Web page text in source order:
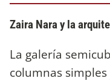
Zaira Nara y la
La galería
columnas